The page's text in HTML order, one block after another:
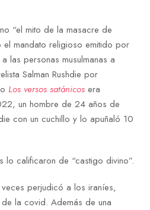
“el mito de la masacre de
mandato religioso emitido por
las personas musulmanas a
Salman Rushdie por
Los versos satánicos era
un hombre de 24 años de
con un cuchillo y lo apuñaló 10
lo calificaron de “castigo divino”.
perjudicó a los iraníes,
la covid. Además de una